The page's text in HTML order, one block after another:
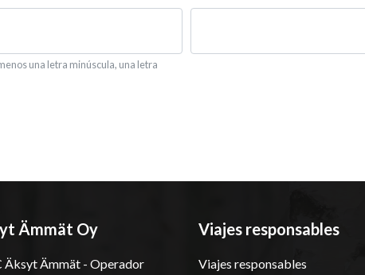
una letra minúscula, una letra
Ämmät Oy
Äksyt Ämmät - Operador
Viajes responsables
Viajes responsables